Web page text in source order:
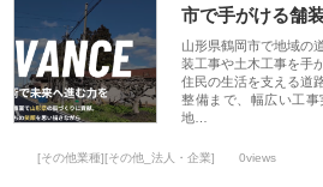
市で手がける舗
山形県鶴岡市で地域の
装工事や土木工事を手
住民の生活を支える道
整備まで、幅広い工事
地…
[その他業種][その他_法人・企業] 0views